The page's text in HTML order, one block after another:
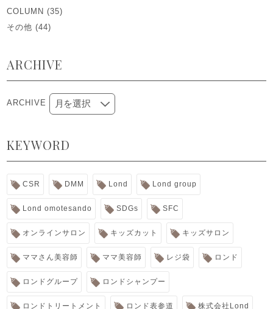
COLUMN (35)
その他 (44)
ARCHIVE
ARCHIVE
KEYWORD
CSR DMM Lond Lond group
Lond omotesando SDGs SFC
オンラインサロン キッズカット キッズサロン
ママさん美容師 ママ美容師 レジ袋 ロンド
ロンドグループ ロンドシャンプー
ロンドトリートメント ロンド表参道 株式会社Lond